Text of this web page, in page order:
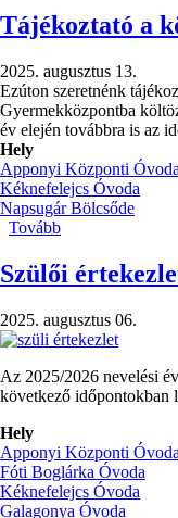
felújítás
)
Tájékoztató a
2025. augusztus 13.
Ezúton szeretnénk
Gyermekközpontba
év elején továbbra is az
Hely
Apponyi Központi Óvoda
Kéknefelejcs Óvoda
Napsugár Bölcsőde
Tovább
költözésről)
Szülői
2025. augusztus 06.
Az 2025/2026 nevelési
következő időpontokban
Hely
Apponyi Központi Óvoda
Fóti Boglárka Óvoda
Kéknefelejcs Óvoda
Galagonya Óvoda